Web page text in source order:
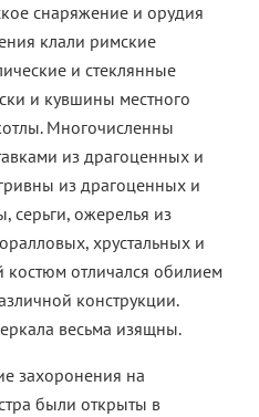
снаряжение и орудия
клали римские
и стеклянные
и кувшины местного
Многочисленны
из драгоценных и
из драгоценных и
серьги, ожерелья из
хрустальных и
костюм отличался обилием
конструкции.
весьма изящны.
захоронения на
были открыты в